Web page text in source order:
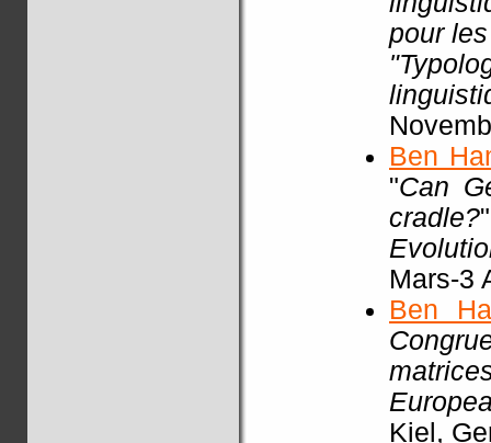
pour
Ben
"Can
cradle?
Mars-3
Ben
Kiel,